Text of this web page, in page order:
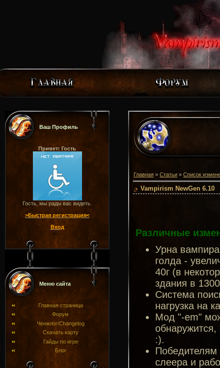
Ваш Профиль
Привет: Гость
Гость, мы рады вас видеть.
>Быстрая регистрация<
Вход
Меню сайта
Главная страница
Форум
Ченжлог/Changelog
Скачать карту
Гайды по игре
Блог
Главная » Статьи » Список
Vampirism NewGen 6.10
Различные
Урна
голда -
40г (в
здания в
Система
нагрузка на
Мод "-em"
:).
Победителям
слеера и